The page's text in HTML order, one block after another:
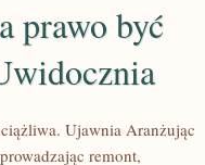
prawo być
Ujawnia Aranżując
remont,